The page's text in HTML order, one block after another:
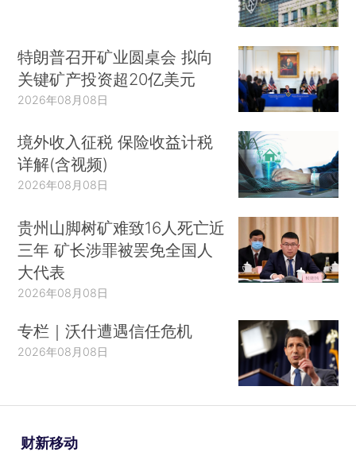
特朗普召开矿业圆桌会 拟向
关键矿产投资超20亿美元
2026年08月08日
境外收入征税 保险收益计税
详解(含视频)
2026年08月08日
贵州山脚树矿难致16人死亡近
三年 矿长涉罪被罢免全国人
大代表
2026年08月08日
专栏｜沃什遭遇信任危机
2026年08月08日
财新移动